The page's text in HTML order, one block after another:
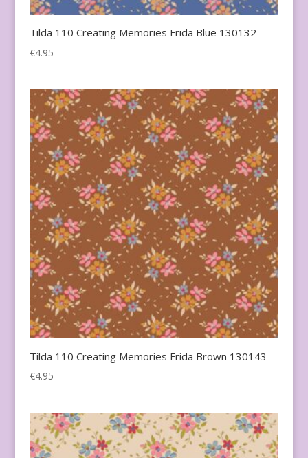
Tilda 110 Creating Memories Frida Blue 130132
€4.95
Tilda 110 Creating Memories Frida Brown 130143
€4.95